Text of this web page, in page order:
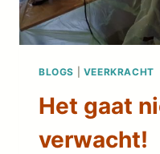
BLOGS VEERKRACHT
Het gaat
verwacht!